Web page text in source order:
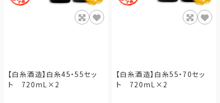
【白糸酒造】白糸45・55セッ
ト 720mL×2
【白糸酒造】白糸55・70セッ
ト 720mL×2